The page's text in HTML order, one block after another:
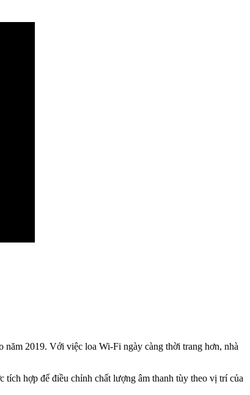
2019. Với việc loa Wi-Fi ngày càng thời trang hơn, nhà
hợp để điều chỉnh chất lượng âm thanh tùy theo vị trí của